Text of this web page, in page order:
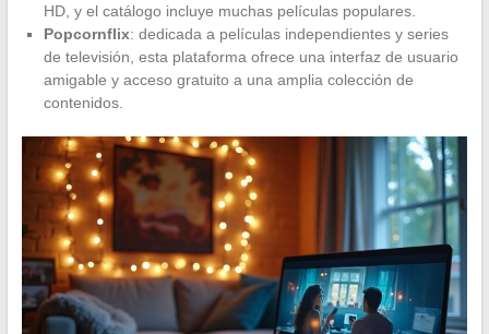
HD, y el catálogo incluye muchas películas populares.
Popcornflix: dedicada a películas independientes y series
de televisión, esta plataforma ofrece una interfaz de usuario
amigable y acceso gratuito a una amplia colección de
contenidos.